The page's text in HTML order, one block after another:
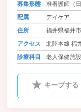
募集形態
准看護師（
配属
デイケア
住所
福井県福井
アクセス
北陸本線 福
診療科目
老人保健施設
キープする